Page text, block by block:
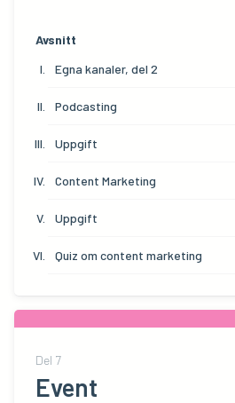
Avsnitt
Egna kanaler, del 2
Podcasting
Uppgift
Content Marketing
Uppgift
Quiz om content marketing
Del 7
Event